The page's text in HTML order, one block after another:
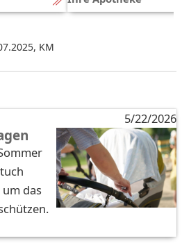
, KM
5/22/2026
das